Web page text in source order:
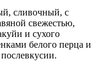
сливочный, с
свежестью,
и сухого
белого перца и